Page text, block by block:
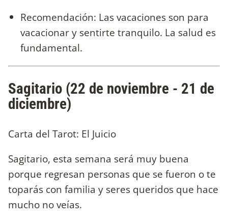
Recomendación: Las vacaciones son para
vacacionar y sentirte tranquilo. La salud es
fundamental.
Sagitario (22 de noviembre - 21 de
diciembre)
Carta del Tarot: El Juicio
Sagitario, esta semana será muy buena
porque regresan personas que se fueron o te
toparás con familia y seres queridos que hace
mucho no veías.